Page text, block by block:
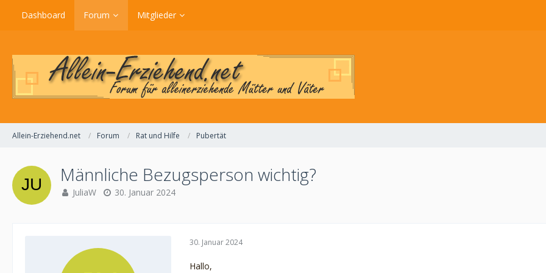
Dashboard Forum Mitglieder
Allein-Erziehend.net Forum Rat und Hilfe Pubertät
Männliche Bezugsperson wichtig?
JuliaW 30. Januar 2024
30. Januar 2024
Hallo,